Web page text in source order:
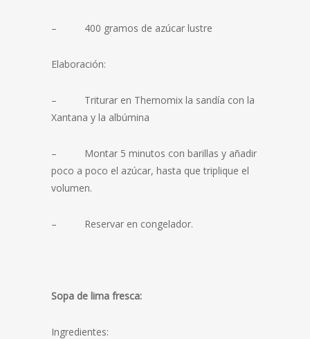
– 400 gramos de azúcar lustre
Elaboración:
– Triturar en Themomix la sandía con la
Xantana y la albúmina
– Montar 5 minutos con barillas y añadir
poco a poco el azúcar, hasta que triplique el
volumen.
– Reservar en congelador.
Sopa de lima fresca:
Ingredientes: